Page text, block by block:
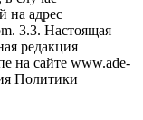
на адрес
3.3. Настоящая
редакция
на сайте www.ade-
Политики